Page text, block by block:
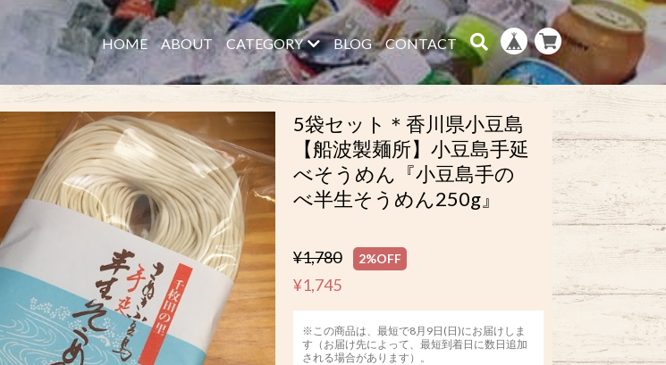
HOME ABOUT CATEGORY BLOG CONTACT
5袋セット＊香川県小豆島
【船波製麺所】小豆島手延
べそうめん『小豆島手の
べ半生そうめん250g』
¥1,780 2%OFF
¥1,745
※この商品は、最短で8月9日(日)にお届けしま
す（お届け先によって、最短到着日に数日追加
される場合があります）。